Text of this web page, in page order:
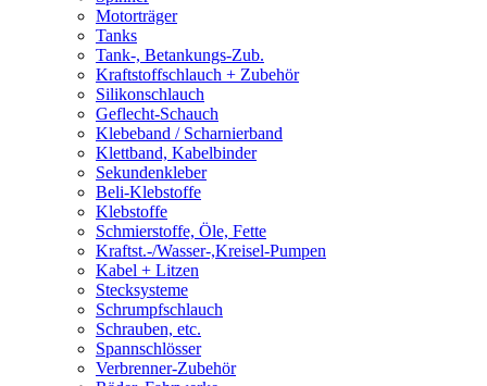
Motorträger
Tanks
Tank-, Betankungs-Zub.
Kraftstoffschlauch + Zubehör
Silikonschlauch
Geflecht-Schauch
Klebeband / Scharnierband
Klettband, Kabelbinder
Sekundenkleber
Beli-Klebstoffe
Klebstoffe
Schmierstoffe, Öle, Fette
Kraftst.-/Wasser-,Kreisel-Pumpen
Kabel + Litzen
Stecksysteme
Schrumpfschlauch
Schrauben, etc.
Spannschlösser
Verbrenner-Zubehör